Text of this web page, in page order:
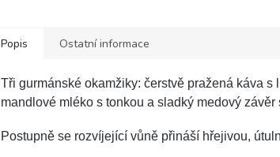
Popis Ostatní informace
Tři gurmánské okamžiky: čerstvě pražená káva s
mandlové mléko s tonkou a sladký medový závěr
Postupně se rozvíjející vůně přináší hřejivou,